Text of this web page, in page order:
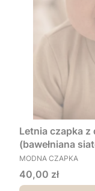
Letnia czapka z
(bawełniana
PRODUCENT
MODNA CZAPKA
Cena
40,00 zł